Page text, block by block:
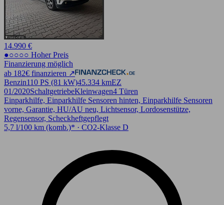
14.990 €
●○○○○ Hoher Preis
Finanzierung möglich
ab 182€ finanzieren ↗
Benzin110 PS (81 kW)45.334 kmEZ
01/2020SchaltgetriebeKleinwagen4 Türen
Einparkhilfe, Einparkhilfe Sensoren hinten, Einparkhilfe Sensoren
vorne, Garantie, HU/AU neu, Lichtsensor, Lordosenstütze,
Regensensor, Scheckheftgepflegt
5,7 l/100 km (komb.)* · CO2-Klasse D